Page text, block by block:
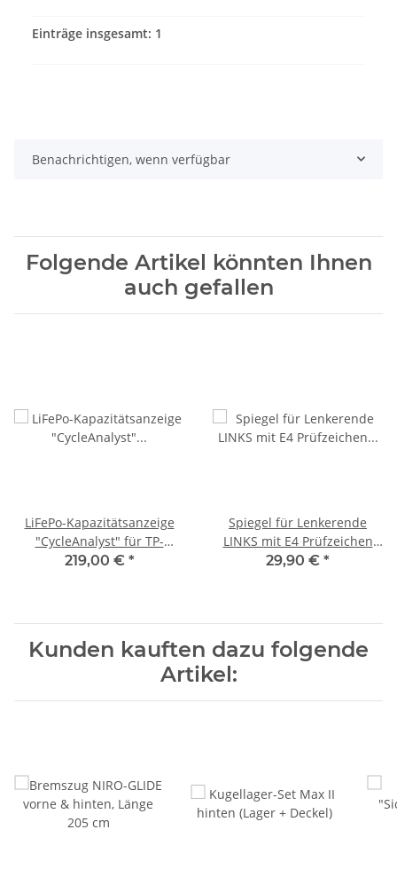
Einträge insgesamt: 1
Benachrichtigen, wenn verfügbar
Folgende Artikel könnten Ihnen
auch gefallen
LiFePo-Kapazitätsanzeige
"CycleAnalyst" für TP-
Stecker
219,00 € *
Spiegel für Lenkerende
LINKS mit E4 Prüfzeichen
B&M
29,90 € *
Kunden kauften dazu folgende
Artikel: